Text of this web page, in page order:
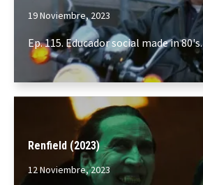
19 Noviembre, 2023
Ep. 115. Educador social made in 80's.
Renfield (2023)
12 Noviembre, 2023